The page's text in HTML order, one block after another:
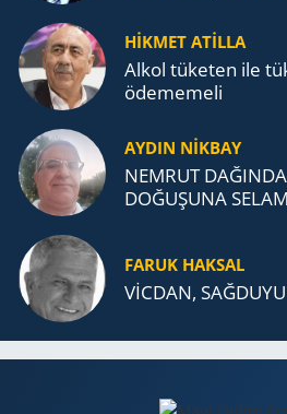
TEŞKİLATI’NA
HİKMET ATİLLA
Alkol tü­ke­ten ile
öde­me­me­li
AYDIN NİKBAY
NEMRUT
DOĞUŞUNA
FARUK HAKSAL
VİCDAN,